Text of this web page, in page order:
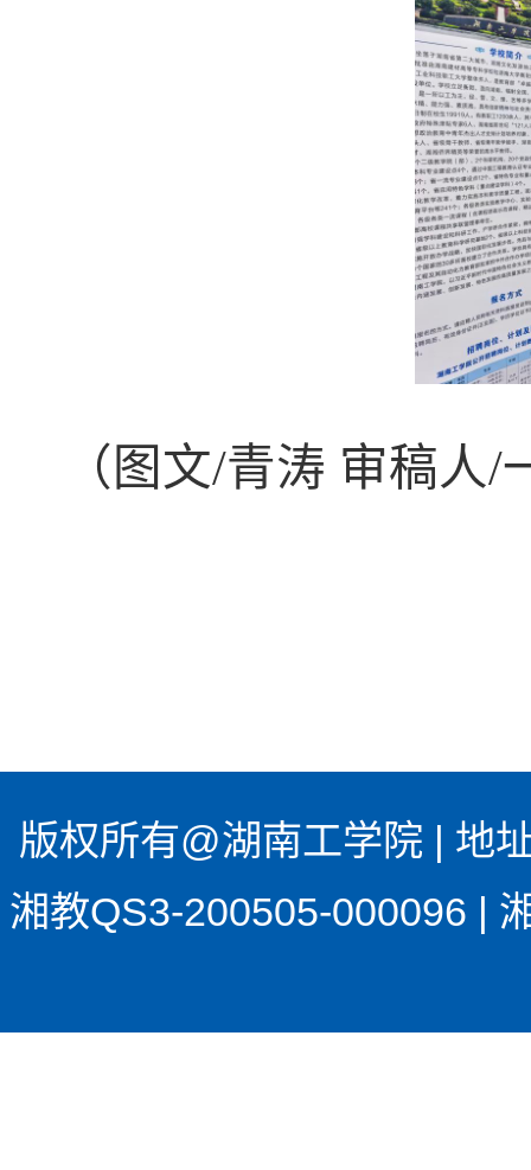
（图文/青涛 审稿人
版权所有@湖南工学院 | 地
湘教QS3-200505-000096 |